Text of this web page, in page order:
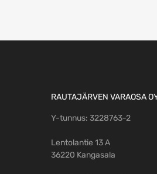
RAUTAJÄRVEN VARAOSA
Y-tunnus: 3228763-2
Lentolantie 13 A
36220 Kangasala